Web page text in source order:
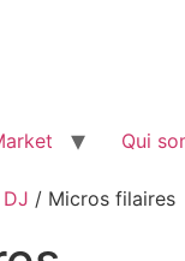
Qui
/ Micros filaires